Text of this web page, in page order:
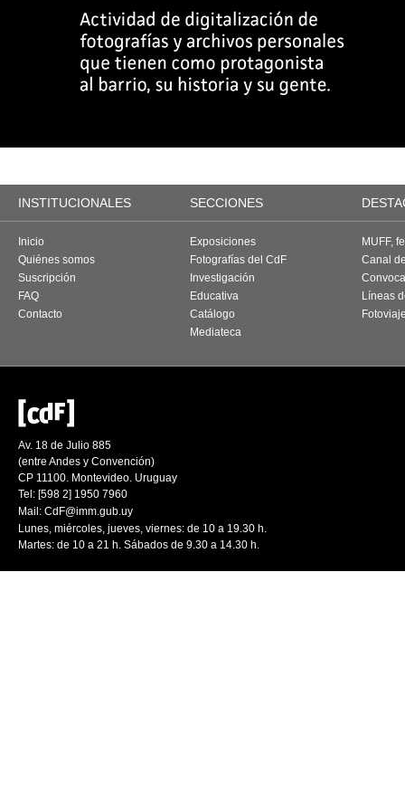
INSTITUCIONALES SECCIONES
Inicio
Quiénes somos
Suscripción
FAQ
Contacto
Exposiciones
Fotografías del CdF
Investigación
Educativa
Catálogo
Mediateca
MUFF,
Canal
Líneas
Av. 18 de Julio 885
(entre Andes y Convención)
CP 11100. Montevideo. Uruguay
Tel: [598 2] 1950 7960
Mail: CdF@imm.gub.uy
Lunes, miércoles, jueves, viernes: de 10 a 19.30 h.
Martes: de 10 a 21 h. Sábados de 9.30 a 14.30 h.